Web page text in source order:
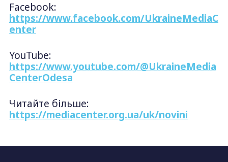
Facebook:
https://www.facebook.com/UkraineMediaC
enter
YouTube:
https://www.youtube.com/@UkraineMedia
CenterOdesa
Читайте більше:
https://mediacenter.org.ua/uk/novini